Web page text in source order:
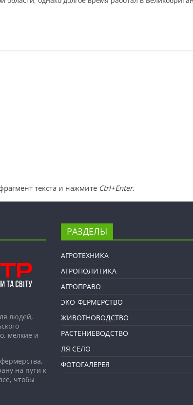
текста и нажмите Ctrl+Enter.
людей,
мелкие и
на пути к
чтобы
РАЗДЕЛЫ
АГРОТЕХНИКА
АГРОПОЛИТИКА
АГРОПРАВО
ЭКО-ФЕРМЕРСТВО
ЖИВОТНОВОДСТВО
РАСТЕНИЕВОДСТВО
ЛЯ СЕЛО
ФОТОГАЛЕРЕЯ